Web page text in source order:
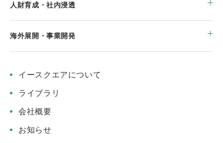
人財育成・社内浸透
海外展開・事業開発
イースクエアについて
ライブラリ
会社概要
お知らせ